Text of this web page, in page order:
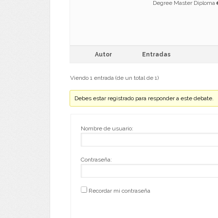
Degree Master
Autor Entradas
Viendo 1 entrada (de un total de 1)
Debes estar registrado para responder a este debate.
Nombre de usuario:
Contraseña:
Recordar mi contraseña